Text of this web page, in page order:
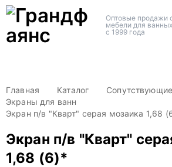
Оптовые продажи
мебели для
с 1999 года
Главная Каталог
Экраны для ванн
Экран п/в "Кварт" серая мозаика 1,68
Экран п/в "Кварт"
1,68 (6)*